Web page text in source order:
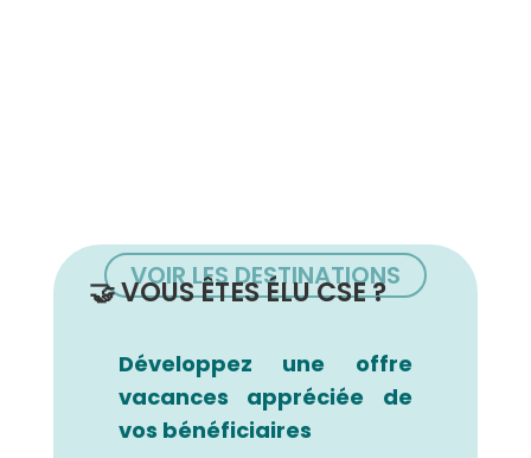
VOIR LES DESTINATIONS
🤝 VOUS ÊTES ÉLU CSE ?
Développez une offre
vacances appréciée de
vos bénéficiaires